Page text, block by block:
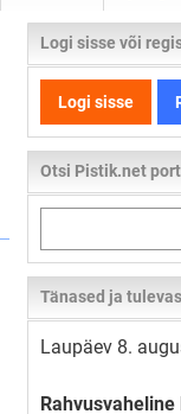
Logi sisse või
Logi sisse
Otsi Pistik.net
kogu
lehelt
Tänased ja
Laupäev 8.